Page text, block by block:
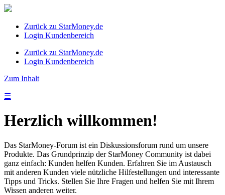
Zurück zu StarMoney.de
Login Kundenbereich
Zurück zu StarMoney.de
Login Kundenbereich
Zum Inhalt
☰
Herzlich willkommen!
Das StarMoney-Forum ist ein Diskussionsforum rund um unsere
Produkte. Das Grundprinzip der StarMoney Community ist dabei
ganz einfach: Kunden helfen Kunden. Erfahren Sie im Austausch
mit anderen Kunden viele nützliche Hilfestellungen und interessante
Tipps und Tricks. Stellen Sie Ihre Fragen und helfen Sie mit Ihrem
Wissen anderen weiter.